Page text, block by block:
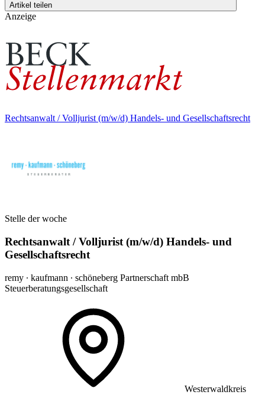
Artikel teilen
Anzeige
Rechtsanwalt / Volljurist (m/w/d) Handels- und Gesellschaftsrecht
Stelle der woche
Rechtsanwalt / Volljurist (m/w/d) Handels- und
Gesellschaftsrecht
remy ∙ kaufmann ∙ schöneberg Partnerschaft mbB
Steuerberatungsgesellschaft
Westerwaldkreis